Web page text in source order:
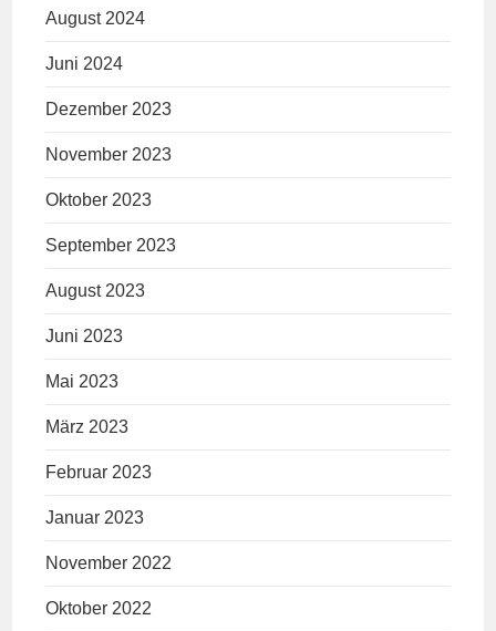
August 2024
Juni 2024
Dezember 2023
November 2023
Oktober 2023
September 2023
August 2023
Juni 2023
Mai 2023
März 2023
Februar 2023
Januar 2023
November 2022
Oktober 2022